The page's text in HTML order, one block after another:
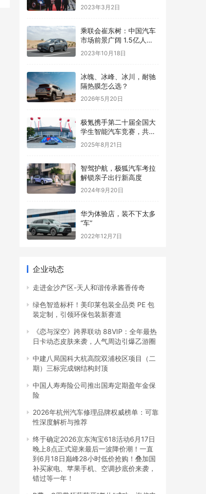
2023年3月2日
乘联会崔东树：中国汽车
市场前景广阔 1.5亿人有
“本”没车
2023年10月18日
冰魄、冰峰、冰川，耐驰
隔热膜怎么选？
2026年5月20日
极氪携手第二十届全国大
学生智能汽车竞赛，共创
智能化生态发展
2025年8月21日
智驾护航，极狐汽车考拉
解锁亲子出行新高度
2024年9月20日
华为体验店，装不下太多
“车”
2022年12月7日
企业动态
走进金沙产区-天人和谐传承酱香传奇
绿色智造标杆！美印莱包装全品类 PE 包
装定制，引领环保包装新赛道
《恋与深空》跨界联动 88VIP：全年最热
日卡动态皮肤来袭，人气周边引爆乙游圈
中建八局国科大杭高院双浦校区项目（二
期）三标完成钢结构封顶
中国人寿寿险公司推出国寿定期盈年金保
险
2026年杭州汽车修理品牌权威榜单：可靠
性深度解析与推荐
终于确定2026京东淘宝618活动6月17日
晚上8点正式迎来最后一波降价潮！一直
到6月18日巅峰28小时低价抢购！叠加国
补买家电、苹果手机、空调抄底价来袭，
错过等一年！